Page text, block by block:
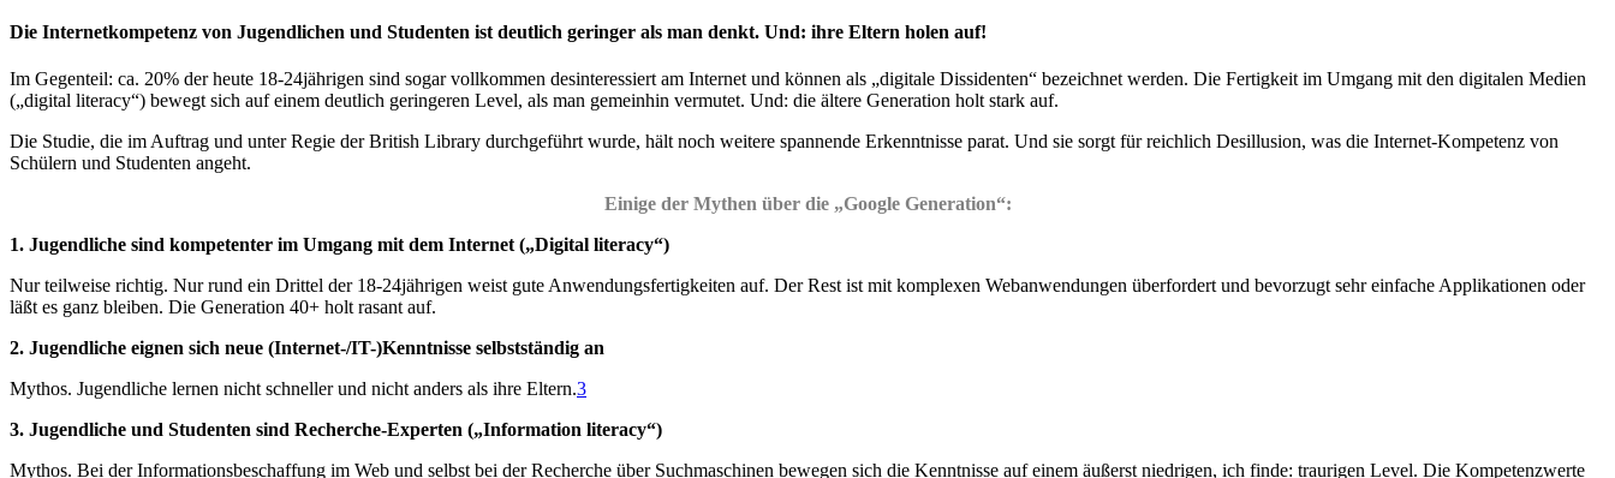
Die Internetkompetenz von Jugendlichen und Studenten ist deutlich geringer als man denkt. Und: ihre Eltern holen auf!
Im Gegenteil: ca. 20% der heute 18-24jährigen sind sogar vollkommen desinteressiert am Internet und können als „digitale Dissidenten“ bezeichnet werden. Die Fertigkeit im Umgang mit den digitalen Medien
(„digital literacy“) bewegt sich auf einem deutlich geringeren Level, als man gemeinhin vermutet. Und: die ältere Generation holt stark auf.
Die Studie, die im Auftrag und unter Regie der British Library durchgeführt wurde, hält noch weitere spannende Erkenntnisse parat. Und sie sorgt für reichlich Desillusion, was die Internet-Kompetenz von
Schülern und Studenten angeht.
Einige der Mythen über die „Google Generation“:
1. Jugendliche sind kompetenter im Umgang mit dem Internet („Digital literacy“)
Nur teilweise richtig. Nur rund ein Drittel der 18-24jährigen weist gute Anwendungsfertigkeiten auf. Der Rest ist mit komplexen Webanwendungen überfordert und bevorzugt sehr einfache Applikationen oder
läßt es ganz bleiben. Die Generation 40+ holt rasant auf.
2. Jugendliche eignen sich neue (Internet-/IT-)Kenntnisse selbstständig an
Mythos. Jugendliche lernen nicht schneller und nicht anders als ihre Eltern.3
3. Jugendliche und Studenten sind Recherche-Experten („Information literacy“)
Mythos. Bei der Informationsbeschaffung im Web und selbst bei der Recherche über Suchmaschinen bewegen sich die Kenntnisse auf einem äußerst niedrigen, ich finde: traurigen Level. Die Kompetenzwerte